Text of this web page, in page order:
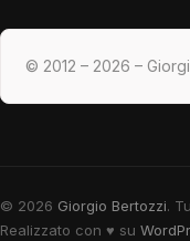
© 2012 – 2026 –
© 2026 Giorgio Bertozzi.
Realizzato con ♥ su